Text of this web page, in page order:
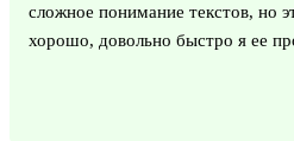
сложное понимание текстов, но
хорошо, довольно быстро я ее